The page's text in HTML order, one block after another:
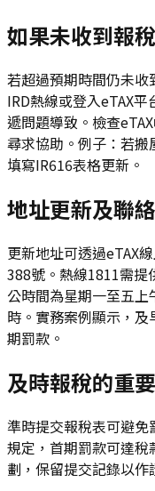
如果未收到報
若超過預期時間仍未
IRD熱線或登入eTAX
遞問題導致。檢查
尋求協助。例子：若搬
填寫IR616表格更新。
地址更新及聯
更新地址可透過eTAX
388號。熱線1811需提
公時間為星期一至五
時。實務案例顯示，
期罰款。
及時報稅的重
準時提交報稅表可避
規定，首期罰款可達
劃，保留提交記錄以作